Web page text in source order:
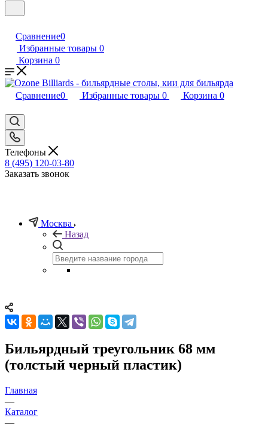
Сравнение0
Избранные товары 0
Корзина 0
Сравнение0 Избранные товары 0 Корзина 0
Телефоны
8 (495) 120-03-80
Заказать звонок
Москва
Назад
Бильярдный треугольник 68 мм
(толстый черный пластик)
Главная
—
Каталог
—